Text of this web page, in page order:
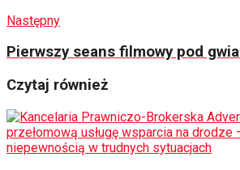
Następny
Pierwszy seans filmowy pod
Czytaj również